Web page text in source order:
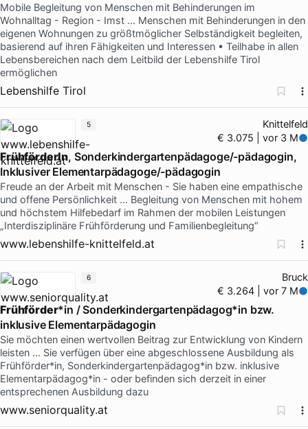
Mobile Begleitung von Menschen mit Behinderungen im
Wohnalltag - Region - Imst … Menschen mit Behinderungen in den
eigenen Wohnungen zu größtmöglicher Selbständigkeit begleiten,
basierend auf ihren Fähigkeiten und Interessen • Teilhabe in allen
Lebensbereichen nach dem Leitbild der Lebenshilfe Tirol
ermöglichen
Lebenshilfe Tirol
Knittelfeld
€ 3.075 | vor 3 M
FrühförderIn, Sonderkindergartenpädagoge/-pädagogin,
Inklusiver Elementarpädagoge/-pädagogin
Freude an der Arbeit mit Menschen - Sie haben eine empathische
und offene Persönlichkeit … Begleitung von Menschen mit hohem
und höchstem Hilfebedarf im Rahmen der mobilen Leistungen
„Interdisziplinäre Frühförderung und Familienbegleitung“
www.lebenshilfe-knittelfeld.at
5
Bruck
€ 3.264 | vor 7 M
Frühförder*in / Sonderkindergartenpädagog*in bzw.
inklusive Elementarpädagogin
Sie möchten einen wertvollen Beitrag zur Entwicklung von Kindern
leisten … Sie verfügen über eine abgeschlossene Ausbildung als
Frühförder*in, Sonderkindergartenpädagog*in bzw. inklusive
Elementarpädagog*in - oder befinden sich derzeit in einer
entsprechenen Ausbildung dazu
www.seniorquality.at
6